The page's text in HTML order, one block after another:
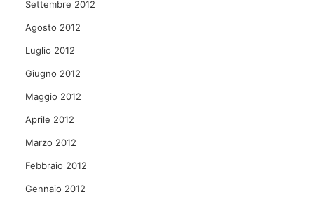
Settembre 2012
Agosto 2012
Luglio 2012
Giugno 2012
Maggio 2012
Aprile 2012
Marzo 2012
Febbraio 2012
Gennaio 2012